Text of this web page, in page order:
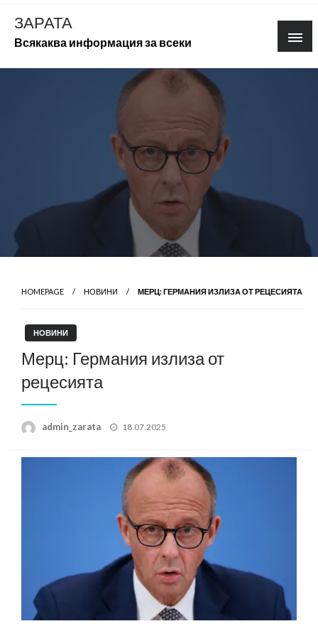
Skip
content
ЗАРАТА
Всякаква информация за всеки
HOMEPAGE НОВИНИ МЕРЦ: ГЕРМАНИЯ ИЗЛИЗА ОТ РЕЦЕСИЯТА
НОВИНИ
Мерц: Германия излиза от
рецесията
admin_zarata
Posted
18.07.2025